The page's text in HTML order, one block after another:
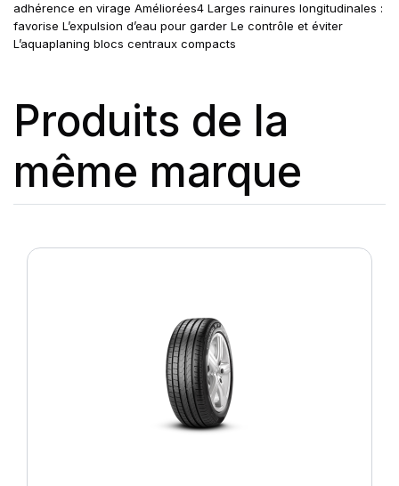
adhérence en virage Améliorées4 Larges rainures longitudinales :
favorise L’expulsion d’eau pour garder Le contrôle et éviter
L’aquaplaning blocs centraux compacts
Produits de la
même marque